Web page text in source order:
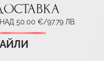
50.00 €/97.79 ЛВ.